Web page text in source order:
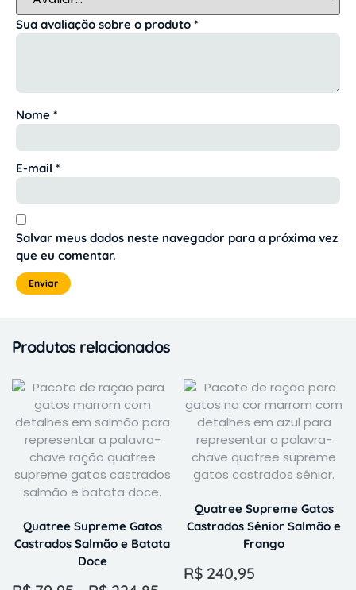
Sua avaliação sobre o produto *
Nome *
E-mail *
Salvar meus dados neste navegador para a próxima vez
que eu comentar.
Produtos relacionados
Quatree Supreme Gatos
Castrados Salmão e Batata
Doce
Quatree Supreme Gatos
Castrados Sênior Salmão e
Frango
R$ 240,95